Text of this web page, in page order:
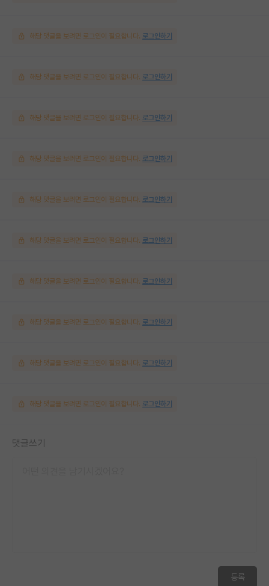
해당 댓글을 보려면 로그인이 필요합니다. 로그인하기
해당 댓글을 보려면 로그인이 필요합니다. 로그인하기
해당 댓글을 보려면 로그인이 필요합니다. 로그인하기
해당 댓글을 보려면 로그인이 필요합니다. 로그인하기
해당 댓글을 보려면 로그인이 필요합니다. 로그인하기
해당 댓글을 보려면 로그인이 필요합니다. 로그인하기
해당 댓글을 보려면 로그인이 필요합니다. 로그인하기
해당 댓글을 보려면 로그인이 필요합니다. 로그인하기
해당 댓글을 보려면 로그인이 필요합니다. 로그인하기
해당 댓글을 보려면 로그인이 필요합니다. 로그인하기
댓글쓰기
등록